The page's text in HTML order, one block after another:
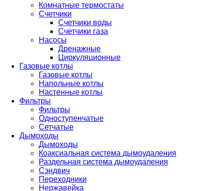
Комнатные термостаты
Счетчики
Счетчики воды
Счетчики газа
Насосы
Дренажные
Циркуляционные
Газовые котлы
Газовые котлы
Напольные котлы
Настенные котлы
Фильтры
Фильтры
Одноступенчатые
Сетчатые
Дымоходы
Дымоходы
Коаксиальная система дымоудаления
Раздельная система дымоудаления
Сэндвич
Переходники
Нержавейка